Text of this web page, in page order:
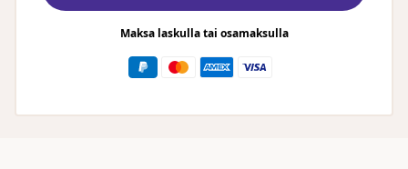
Maksa laskulla tai osamaksulla